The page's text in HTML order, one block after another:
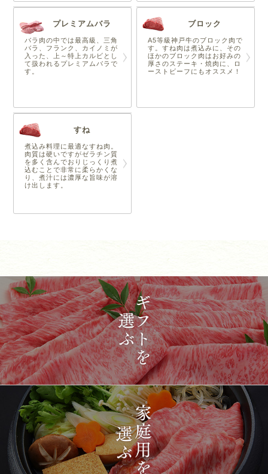
プレミアムバラ
バラ肉の中では最高級、三角
バラ、フランク、カイノミが
入った、上～特上カルビとし
て扱われるプレミアムバラで
す。
ブロック
A5等級神戸牛のブロック肉で
す。すね肉は煮込みに、その
ほかのブロック肉はお好みの
厚さのステーキ・焼肉に、ロ
ーストビーフにもオススメ！
すね
煮込み料理に最適なすね肉。
肉質は硬いですがゼラチン質
を多く含んでおりじっくり煮
込むことで非常に柔らかくな
り、煮汁には濃厚な旨味が溶
け出します。